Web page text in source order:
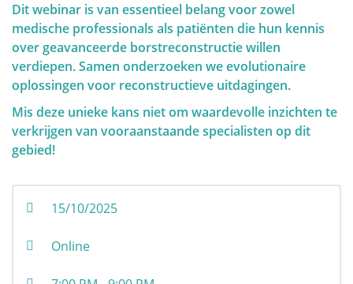
opgesteld in twee belangrijke delen. Ten eerste
zorgen we in "Anatomie en Fysiologie" voor een
basiskennis van de borst. In het tweede deel
"Tumoren en aandoeningen" gaan we dieper in op
alles wat met aandoeningen van de borst te maken
heeft.
Verder wensen wij vrouwen te informeren die zich
afvragen of zij wel een borstprobleem hebben, maar
een onmiddellijke geruststelling betekenen indien de
en inziet dat hier geen specifieke behandeling voor
Dit webinar is van essentieel belang voor zowel
medische professionals als patiënten die hun kennis
over geavanceerde borstreconstructie willen
verdiepen. Samen onderzoeken we evolutionaire
oplossingen voor reconstructieve uitdagingen.
Mis deze unieke kans niet om waardevolle inzichten te
verkrijgen van vooraanstaande specialisten op dit
gebied!
15/10/2025
Online